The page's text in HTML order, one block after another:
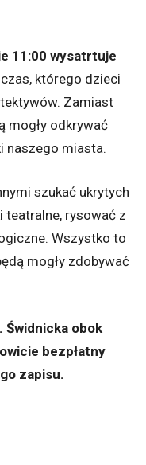
11:00 wysatrtuje
którego dzieci
Zamiast
mogły odkrywać
naszego miasta.
szukać ukrytych
teatralne, rysować z
Wszystko to
mogły zdobywać
Świdnicka obok
bezpłatny
zapisu.